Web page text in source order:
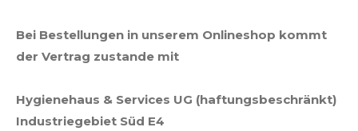
Bei Bestellungen in unserem Onlineshop kommt
der Vertrag zustande mit
Hygienehaus & Services UG (haftungsbeschränkt)
Industriegebiet Süd E4